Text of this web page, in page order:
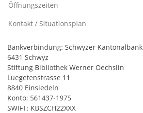
Öffnungszeiten
Kontakt / Situationsplan
Bankverbindung: Schwyzer Kantonalbank
6431 Schwyz
Stiftung Bibliothek Werner Oechslin
Luegetenstrasse 11
8840 Einsiedeln
Konto: 561437-1975
SWIFT: KBSZCH22XXX